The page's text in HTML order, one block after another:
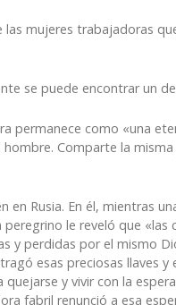
mujeres trabajadoras
se puede encontrar un
permanece como «una
Comparte la
Rusia. En él, mientras
le reveló que «las
y perdidas por el mismo
esas preciosas llaves y
y vivir con la
fabril renunció a esa